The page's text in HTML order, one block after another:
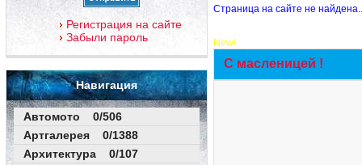
Регистрация на сайте
Забыли пароль
Навигация
Автомото 0/506
Артгалерея 0/1388
Архитектура 0/107
Страница на сайте не
New!
С масленицей !